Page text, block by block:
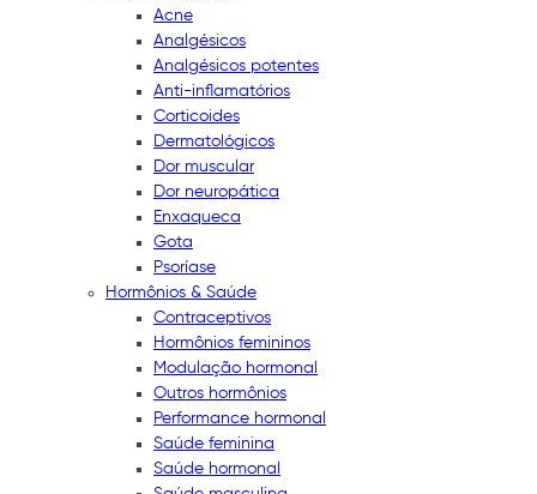
Acne
Analgésicos
Analgésicos potentes
Anti-inflamatórios
Corticoides
Dermatológicos
Dor muscular
Dor neuropática
Enxaqueca
Gota
Psoríase
Hormônios & Saúde
Contraceptivos
Hormônios femininos
Modulação hormonal
Outros hormônios
Performance hormonal
Saúde feminina
Saúde hormonal